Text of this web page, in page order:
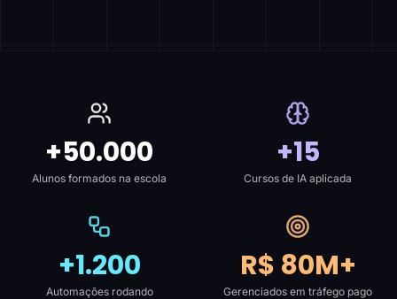
+50.000
Alunos formados na escola
+15
Cursos de IA aplicada
+1.200
Automações rodando
R$ 80M+
Gerenciados em tráfego pago